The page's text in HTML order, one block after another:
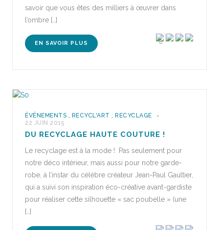
savoir que vous êtes des milliers à œuvrer dans
l’ombre […]
EN SAVOIR PLUS 8
ÉVÉNEMENTS , RECYCL'ART , RECYCLAGE
22 JUIN 2015
DU RECYCLAGE HAUTE COUTURE !
Le recyclage est à la mode ! Pas seulement pour
notre déco intérieur, mais aussi pour notre garde-
robe, à l’instar du célèbre créateur Jean-Paul Gaultier,
qui a suivi son inspiration éco-créative avant-gardiste
pour réaliser cette silhouette « sac poubelle » (une
[…]